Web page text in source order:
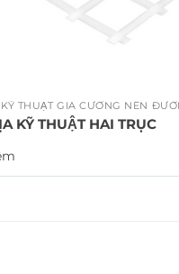
THUẬT GIA CƯỜNG NỀN
KỸ THUẬT HAI TRỤC